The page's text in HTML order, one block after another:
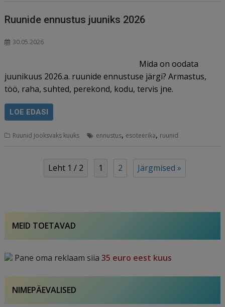
Ruunide ennustus juuniks 2026
30.05.2026
Mida on oodata
juunikuus 2026.a. ruunide ennustuse järgi? Armastus,
töö, raha, suhted, perekond, kodu, tervis jne.
LOE EDASI
Ruunid jooksvaks kuuks ennustus, esoteerika, ruunid
Leht 1 / 2 1 2 Järgmised »
MEID TOETAVAD
Pane oma reklaam siia35 euro eest kuus
NIMEPÄEVALISED